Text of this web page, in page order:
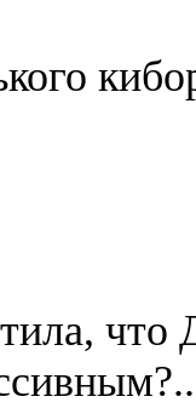
что